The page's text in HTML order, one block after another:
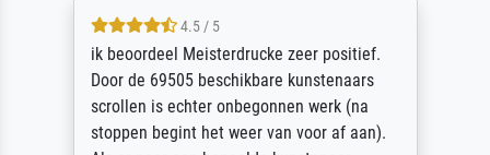
4.5 / 5
ik beoordeel Meisterdrucke zeer positief.
Door de 69505 beschikbare kunstenaars
scrollen is echter onbegonnen werk (na
stoppen begint het weer van voor af aan).